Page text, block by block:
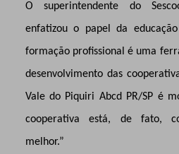
O superintendente do
enfatizou o papel da
formação profissional é uma
desenvolvimento das
Vale do Piquiri Abcd PR/SP é
cooperativa está, de fato,
melhor.”